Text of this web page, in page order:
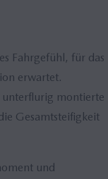
Fahrgefühl, für das
erwartet.
unterflurig montierte
Gesamtsteifigkeit
und